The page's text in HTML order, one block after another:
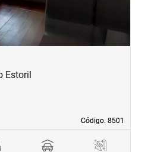
Código. 8501
Código. 8501
Estoril